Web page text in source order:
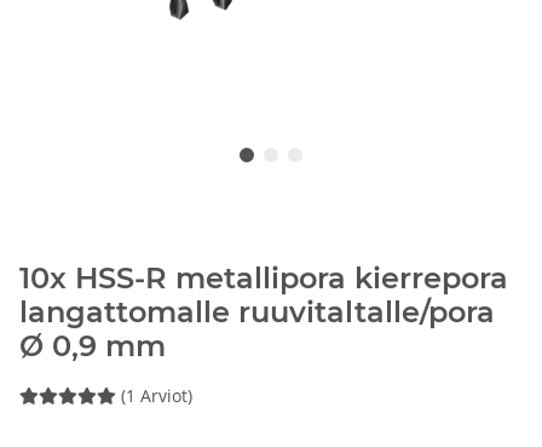
10x HSS-R metallipora kierrepora
langattomalle ruuvitaltalle/pora
Ø 0,9 mm
(1 Arviot)